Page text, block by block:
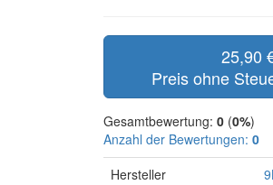
25,90
Preis ohne
Gesamtbewertung: 0 (0%)
Anzahl der Bewertungen: 0
Hersteller